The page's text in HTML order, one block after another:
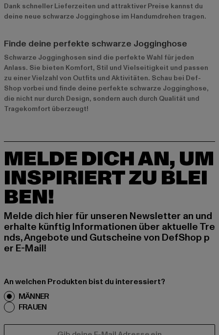
Dank schneller Lieferzeiten und attraktiver Preise kannst du
deine neue schwarze Jogginghose im Handumdrehen tragen.
Finde deine perfekte schwarze Jogginghose
Schwarze Jogginghosen sind die perfekte Wahl für jeden
Anlass. Sie bieten Komfort, Stil und Vielseitigkeit und passen
zu einer Vielzahl von Outfits und Aktivitäten. Schau bei Def-
Shop vorbei und finde deine perfekte schwarze Jogginghose,
die nicht nur durch Design, sondern auch durch Qualität und
Tragekomfort überzeugt!
MELDE DICH AN, UM
INSPIRIERT ZU BLEI
BEN!
Melde dich hier für unseren Newsletter an und
erhalte künftig Informationen über aktuelle Tre
nds, Angebote und Gutscheine von DefShop p
er E-Mail!
An welchen Produkten bist du interessiert?
MÄNNER
FRAUEN